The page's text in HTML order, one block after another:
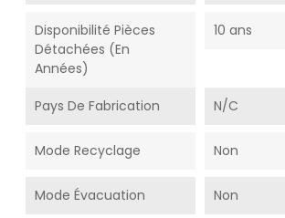
Disponibilité Pièces
Détachées (En
Années)
10 ans
Pays De Fabrication N/C
Mode Recyclage Non
Mode Évacuation Non